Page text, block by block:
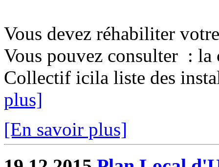
Vous devez réhabiliter
Vous pouvez consulter : la
Collectif icila liste des
plus]
[En savoir plus]